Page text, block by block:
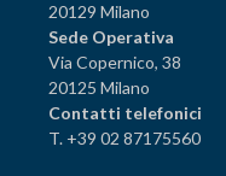
20129 Milano
Sede Operativa
Via Copernico, 38
20125 Milano
Contatti telefonici
T. +39 02 87175560